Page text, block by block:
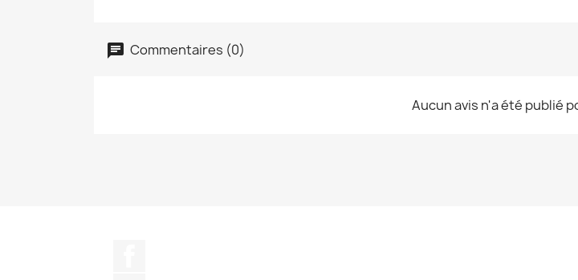
Commentaires (0)
Aucun avis n'a été publié